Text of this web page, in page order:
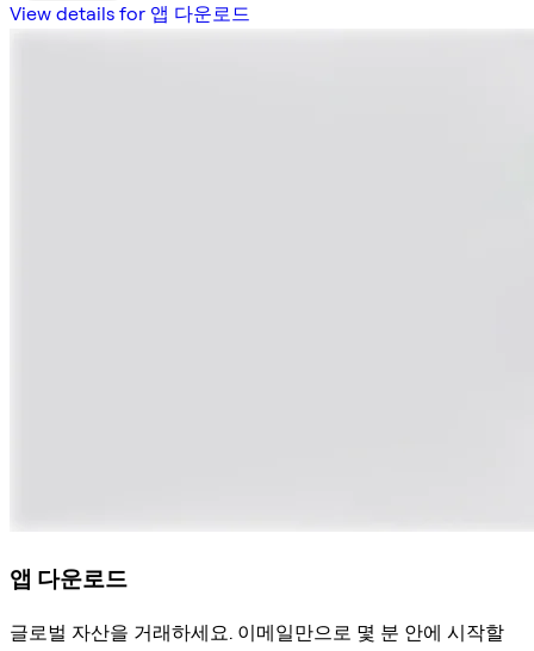
View details for 앱 다운로드
앱 다운로드
글로벌 자산을 거래하세요. 이메일만으로 몇 분 안에 시작할